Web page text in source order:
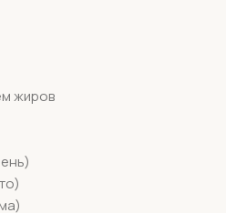
жиров